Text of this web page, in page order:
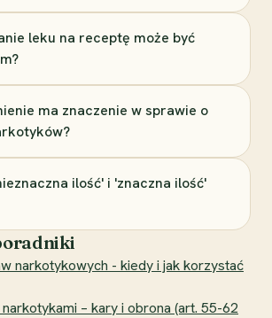
leku na receptę może być
ma znaczenie w sprawie o
ilość' i 'znaczna ilość'
narkotykowych - kiedy i jak korzystać
– kary i obrona (art. 55-62